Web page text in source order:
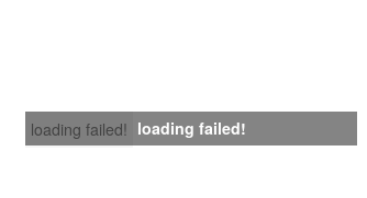
loading failed! loading failed!